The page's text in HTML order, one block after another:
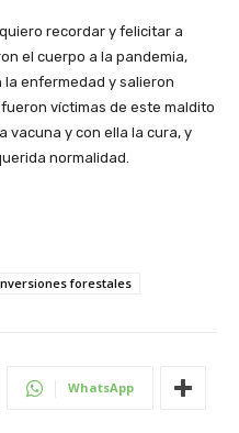
recordar y felicitar a
el cuerpo a la pandemia,
enfermedad y salieron
víctimas de este maldito
vacuna y con ella la cura, y
normalidad.
forestales
WhatsApp